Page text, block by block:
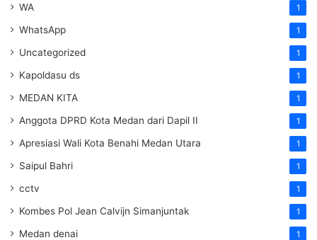
WA 1
WhatsApp 1
Uncategorized 1
Kapoldasu ds 1
MEDAN KITA 1
Anggota DPRD Kota Medan dari Dapil II 1
Apresiasi Wali Kota Benahi Medan Utara 1
Saipul Bahri 1
cctv 1
Kombes Pol Jean Calvijn Simanjuntak 1
Medan denai 1